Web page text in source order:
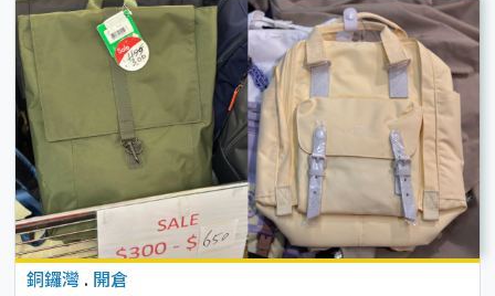
銅鑼灣 . 開倉